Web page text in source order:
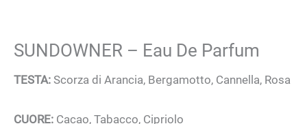
SUNDOWNER – Eau De Parfum
TESTA: Scorza di Arancia, Bergamotto, Cannella, Rosa
CUORE: Cacao, Tabacco, Cipriolo